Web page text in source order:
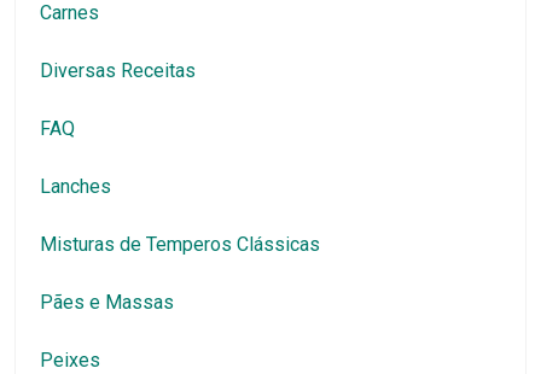
Carnes
Diversas Receitas
FAQ
Lanches
Misturas de Temperos Clássicas
Pães e Massas
Peixes